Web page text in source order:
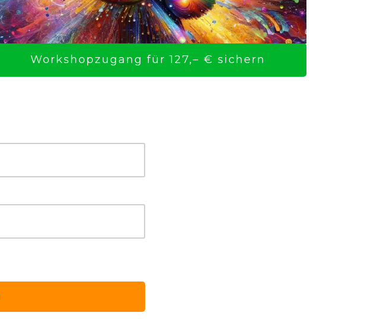
Workshopzugang für 127,– € sichern